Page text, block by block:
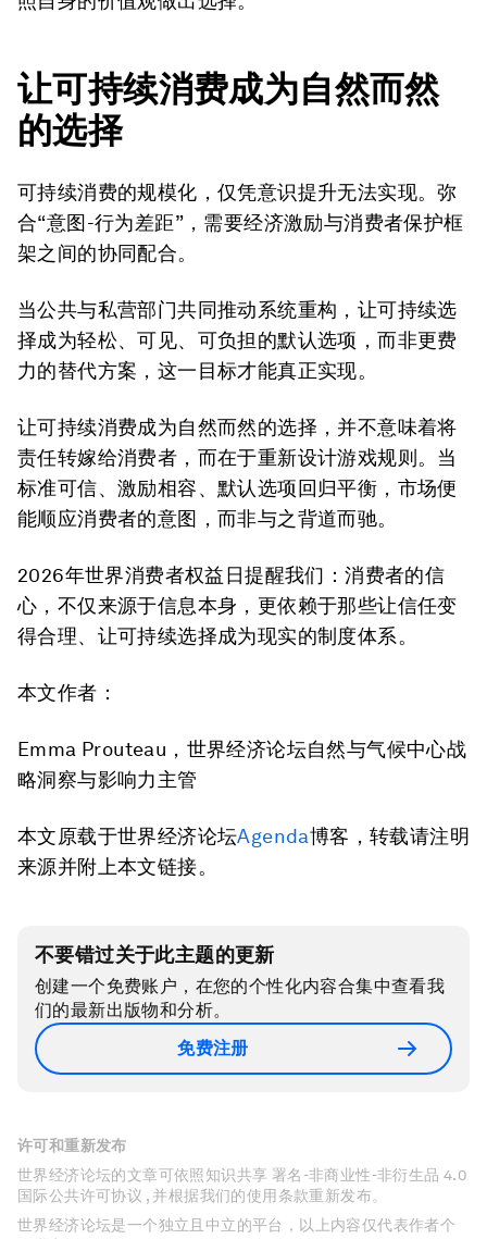
让可持续消费成为自然而然
的选择
可持续消费的规模化，仅凭意识提升无法实现。弥
合“意图-行为差距”，需要经济激励与消费者保护框
架之间的协同配合。
当公共与私营部门共同推动系统重构，让可持续选
择成为轻松、可见、可负担的默认选项，而非更费
力的替代方案，这一目标才能真正实现。
让可持续消费成为自然而然的选择，并不意味着将
责任转嫁给消费者，而在于重新设计游戏规则。当
标准可信、激励相容、默认选项回归平衡，市场便
能顺应消费者的意图，而非与之背道而驰。
2026年世界消费者权益日提醒我们：消费者的信
心，不仅来源于信息本身，更依赖于那些让信任变
得合理、让可持续选择成为现实的制度体系。
本文作者：
Emma Prouteau，世界经济论坛自然与气候中心战
略洞察与影响力主管
本文原载于世界经济论坛Agenda博客，转载请注明
来源并附上本文链接。
不要错过关于此主题的更新
创建一个免费账户，在您的个性化内容合集中查看我
们的最新出版物和分析。
免费注册
许可和重新发布
世界经济论坛的文章可依照知识共享 署名-非商业性-非衍生品 4.0
国际公共许可协议 , 并根据我们的使用条款重新发布。
世界经济论坛是一个独立且中立的平台，以上内容仅代表作者个